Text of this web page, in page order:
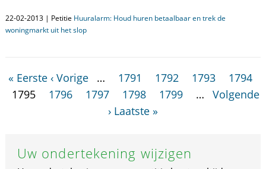
22-02-2013 | Petitie Huuralarm: Houd huren betaalbaar en trek de
woningmarkt uit het slop
« Eerste ‹ Vorige … 1791 1792 1793
1794
1795
1796 1797 1798 1799 …
Volgende
› Laatste »
Uw ondertekening wijzigen